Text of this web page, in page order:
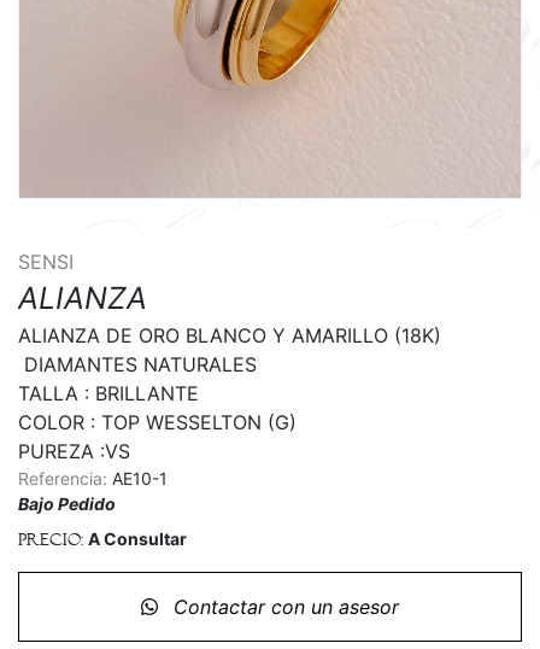
SENSI
ALIANZA
ALIANZA DE ORO BLANCO Y AMARILLO (18K)
TALLA : BRILLANTE
COLOR : TOP WESSELTON (G)
Referencia: AE10-1
Bajo Pedido
Precio: A Consultar
Contactar con un asesor